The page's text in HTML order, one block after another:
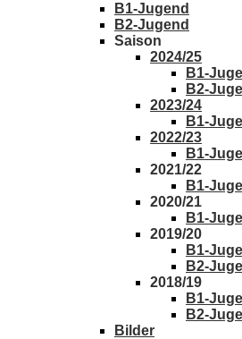
B1-Jugend
B2-Jugend
Saison
2024/25
B1-
B2-
2023/24
B1-
2022/23
B1-
2021/22
B1-
2020/21
B1-
2019/20
B1-
B2-
2018/19
B1-
B2-
Bilder